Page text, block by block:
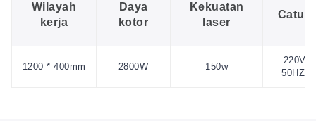
Wilayah
kerja
Daya
kotor
Kekuatan
laser
Catu
1200 * 400mm 2800W 150w
220V/
50HZ/